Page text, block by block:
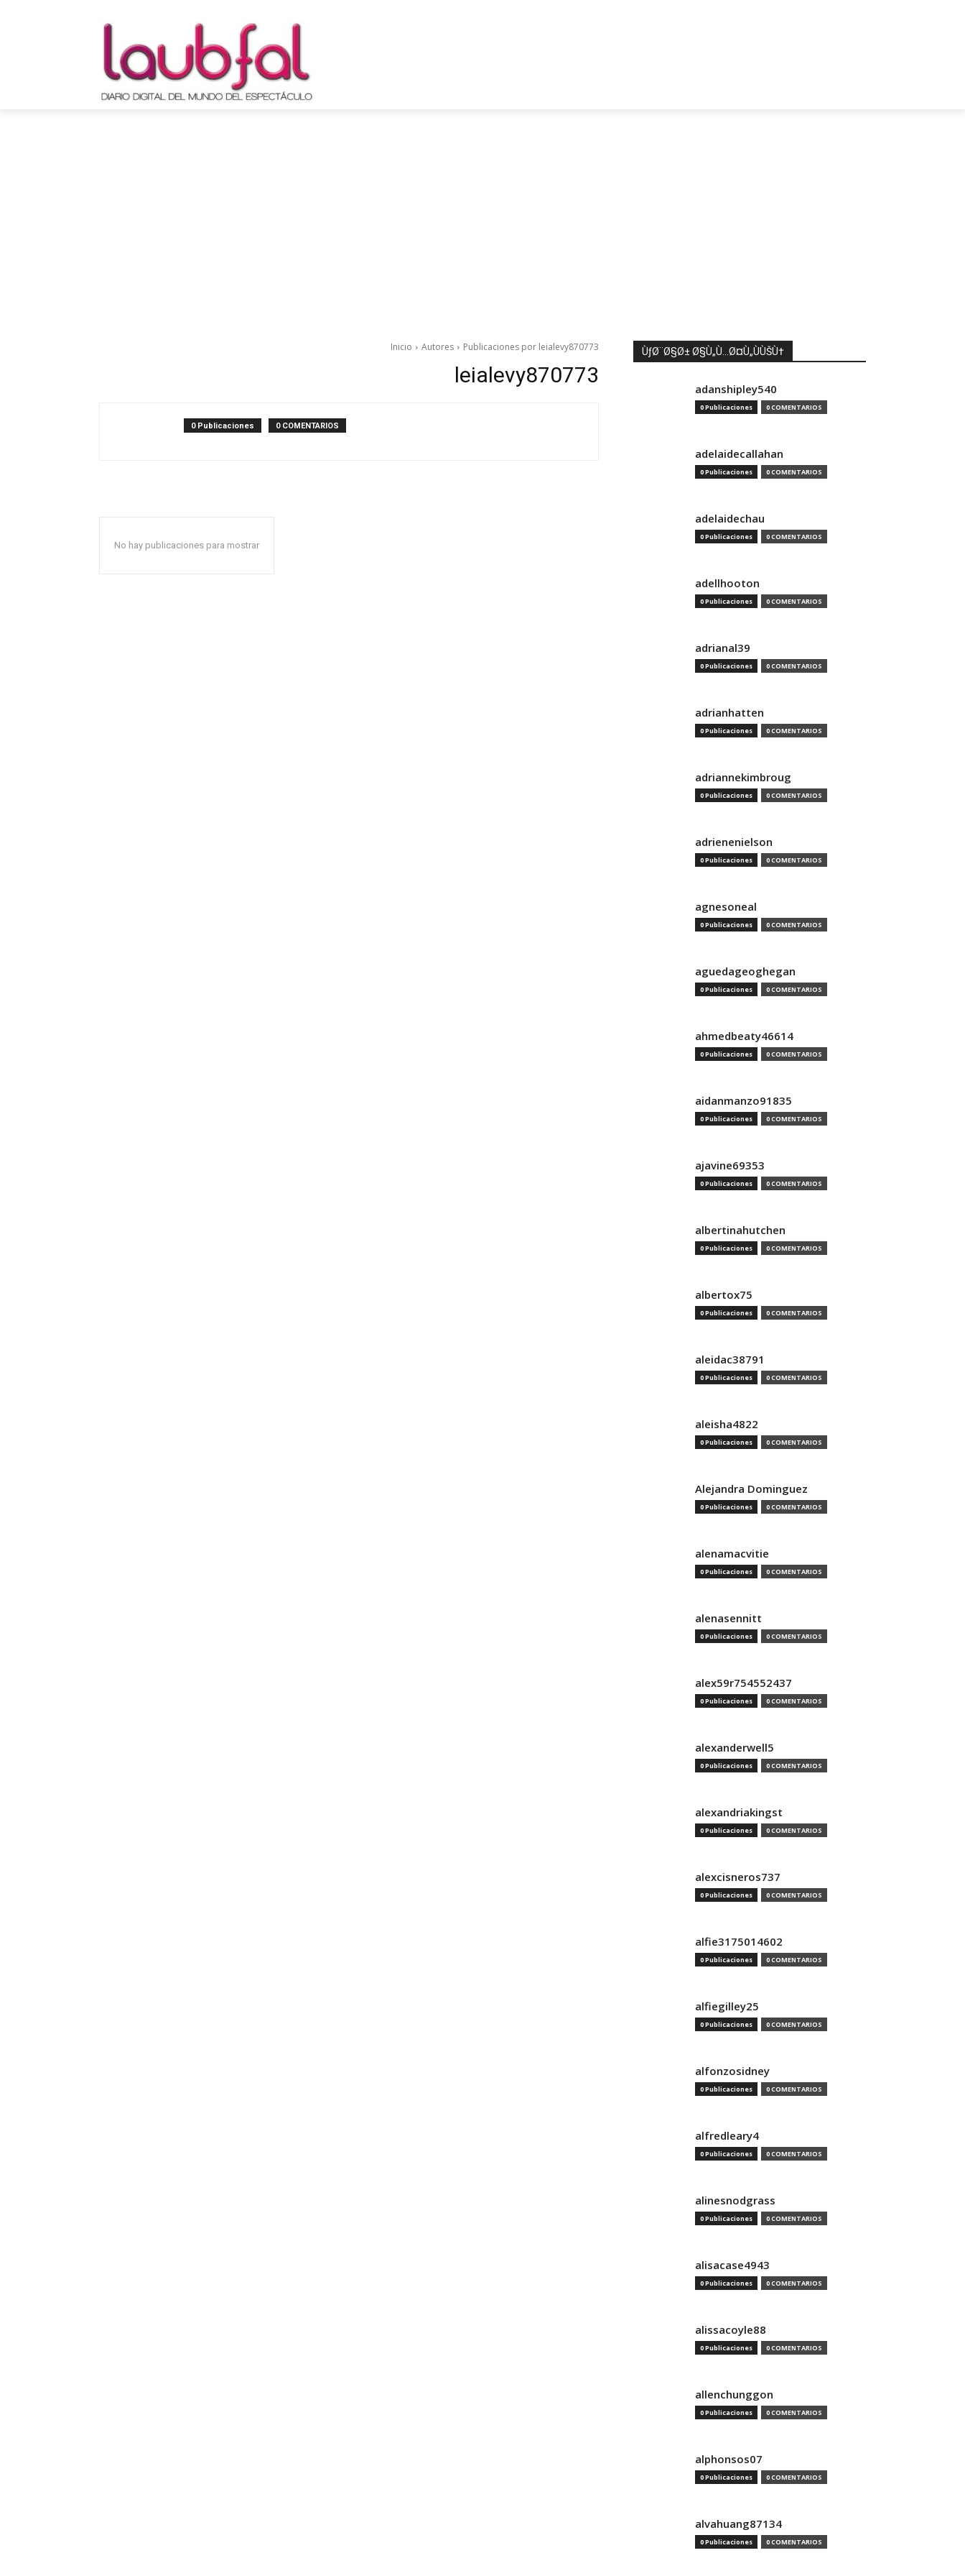
Inicio Autores Publicaciones por leialevy870773
leialevy870773
0 Publicaciones 0 COMENTARIOS
No hay publicaciones para mostrar
ÙƒØ¨Ø§Ø± Ø§Ù„Ù…Ø¤Ù„ÙÙŠÙ†
adanshipley540
0 Publicaciones 0 COMENTARIOS
adelaidecallahan
0 Publicaciones 0 COMENTARIOS
adelaidechau
0 Publicaciones 0 COMENTARIOS
adellhooton
0 Publicaciones 0 COMENTARIOS
adrianal39
0 Publicaciones 0 COMENTARIOS
adrianhatten
0 Publicaciones 0 COMENTARIOS
adriannekimbroug
0 Publicaciones 0 COMENTARIOS
adrienenielson
0 Publicaciones 0 COMENTARIOS
agnesoneal
0 Publicaciones 0 COMENTARIOS
aguedageoghegan
0 Publicaciones 0 COMENTARIOS
ahmedbeaty46614
0 Publicaciones 0 COMENTARIOS
aidanmanzo91835
0 Publicaciones 0 COMENTARIOS
ajavine69353
0 Publicaciones 0 COMENTARIOS
albertinahutchen
0 Publicaciones 0 COMENTARIOS
albertox75
0 Publicaciones 0 COMENTARIOS
aleidac38791
0 Publicaciones 0 COMENTARIOS
aleisha4822
0 Publicaciones 0 COMENTARIOS
Alejandra Dominguez
0 Publicaciones 0 COMENTARIOS
alenamacvitie
0 Publicaciones 0 COMENTARIOS
alenasennitt
0 Publicaciones 0 COMENTARIOS
alex59r754552437
0 Publicaciones 0 COMENTARIOS
alexanderwell5
0 Publicaciones 0 COMENTARIOS
alexandriakingst
0 Publicaciones 0 COMENTARIOS
alexcisneros737
0 Publicaciones 0 COMENTARIOS
alfie3175014602
0 Publicaciones 0 COMENTARIOS
alfiegilley25
0 Publicaciones 0 COMENTARIOS
alfonzosidney
0 Publicaciones 0 COMENTARIOS
alfredleary4
0 Publicaciones 0 COMENTARIOS
alinesnodgrass
0 Publicaciones 0 COMENTARIOS
alisacase4943
0 Publicaciones 0 COMENTARIOS
alissacoyle88
0 Publicaciones 0 COMENTARIOS
allenchunggon
0 Publicaciones 0 COMENTARIOS
alphonsos07
0 Publicaciones 0 COMENTARIOS
alvahuang87134
0 Publicaciones 0 COMENTARIOS